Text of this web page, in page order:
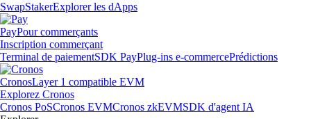
SwapStakerExplorer les dApps
PayPour commerçants
Inscription commerçant
Terminal de paiementSDK PayPlug-ins e-commercePrédictions
CronosLayer 1 compatible EVM
Explorez Cronos
Cronos PoSCronos EVMCronos zkEVMSDK d'agent IA